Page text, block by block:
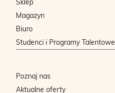
Magazyn
Biuro
Studenci i Programy Talentowe
Poznaj nas
Aktualne oferty